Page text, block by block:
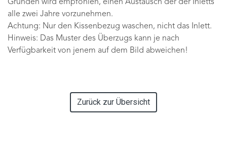
Gründen wird empfohlen, einen Austausch der der Inletts
alle zwei Jahre vorzunehmen.
Achtung: Nur den Kissenbezug waschen, nicht das Inlett.
Hinweis: Das Muster des Überzugs kann je nach
Verfügbarkeit von jenem auf dem Bild abweichen!
Zurück zur Übersicht